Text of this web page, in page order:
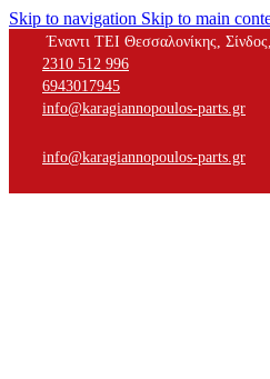
Skip to navigation Skip to main
Έναντι ΤΕΙ Θεσσαλονίκης,
2310 512 996
6943017945
info@karagiannopoulos-parts.gr
info@karagiannopoulos-parts.gr